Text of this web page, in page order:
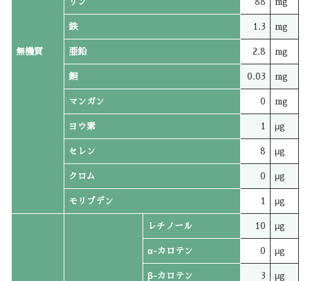
無機質
リン 88 mg
鉄 1.3 mg
亜鉛 2.8 mg
銅 0.03 mg
マンガン 0 mg
ヨウ素 1 μg
セレン 8 μg
クロム 0 μg
モリブデン 1 μg
レチノール 10 μg
α-カロテン 0 μg
β-カロテン 3 μg